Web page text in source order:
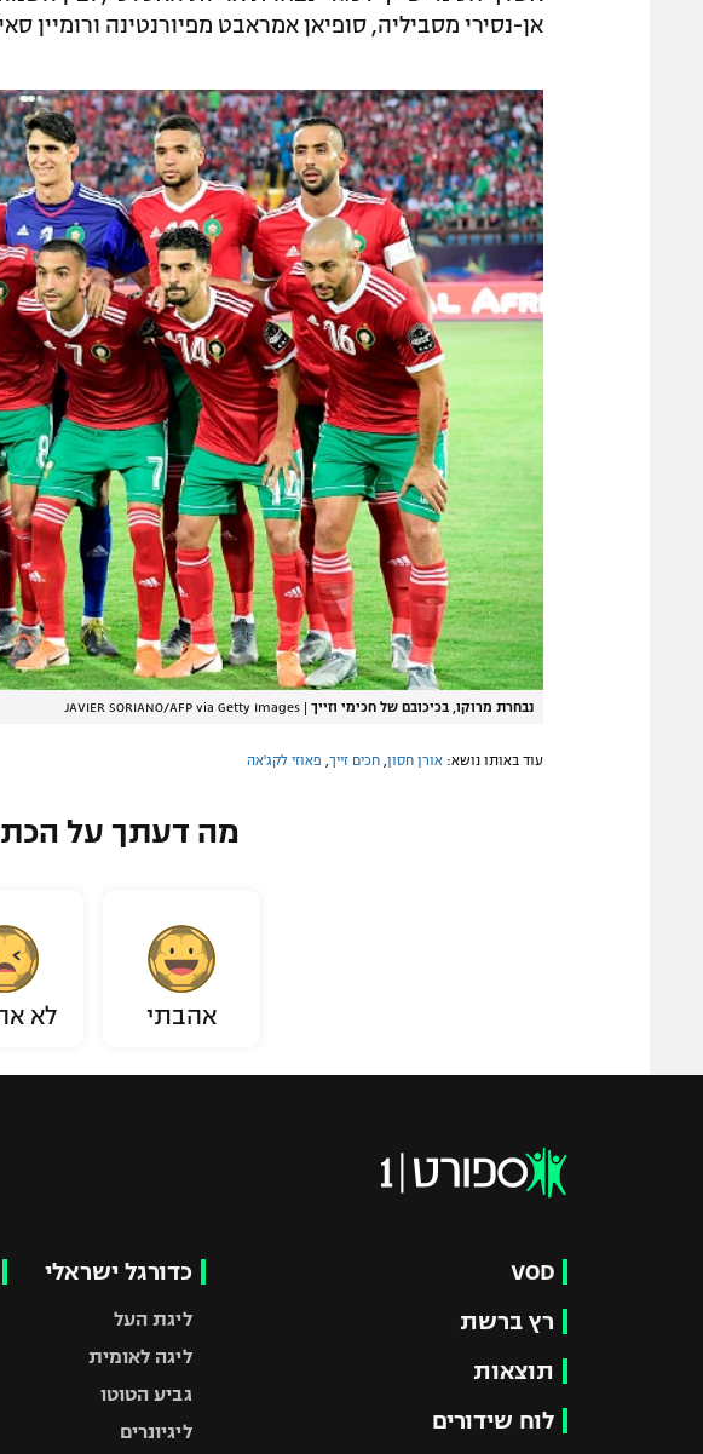
אן-נסירי מסביליה, סופיאן אמראבט מפיורנטינה ורומיין
נבחרת מרוקו, בכיכובם של חכימי וזייך |
JAVIER SORIANO/AFP via Getty Images
עוד באותו נושא: אורן חסון חכים זייך פאוזי לקג'אה
מה דעתך על
אהבתי לא
VOD
רץ ברשת
תוצאות
לוח שידורים
כדורגל ישראלי
ליגת העל
ליגה לאומית
גביע הטוטו
ליגיונרים